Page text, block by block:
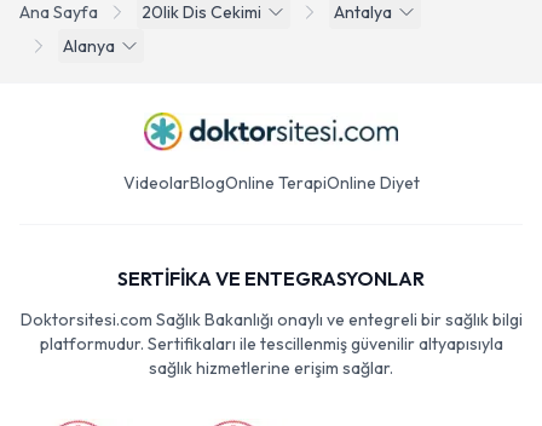
Ana Sayfa 20lik Dis Cekimi
Antalya
Alanya
VideolarBlogOnline TerapiOnline Diyet
SERTİFİKA VE ENTEGRASYONLAR
Doktorsitesi.com Sağlık Bakanlığı onaylı ve entegreli bir sağlık bilgi
platformudur. Sertifikaları ile tescillenmiş güvenilir altyapısıyla
sağlık hizmetlerine erişim sağlar.